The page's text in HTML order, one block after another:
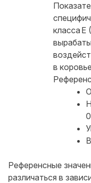
класса
в
Референсные
различаться в